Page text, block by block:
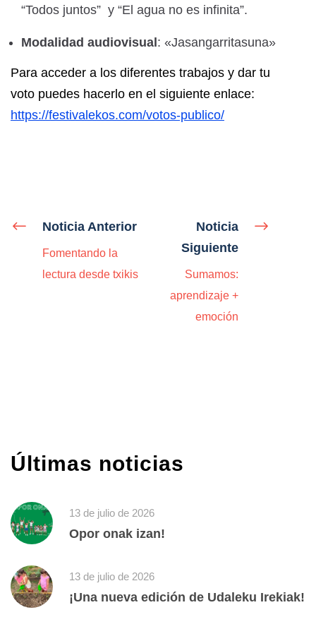
“Todos juntos” y “El agua no es infinita”.
Modalidad audiovisual: «Jasangarritasuna»
Para acceder a los diferentes trabajos y dar tu
voto puedes hacerlo en el siguiente enlace:
https://festivalekos.com/votos-publico/
Noticia Anterior
Fomentando la
lectura desde txikis
Noticia
Siguiente
Sumamos:
aprendizaje +
emoción
Últimas noticias
13 de julio de 2026
Opor onak izan!
13 de julio de 2026
¡Una nueva edición de Udaleku Irekiak!